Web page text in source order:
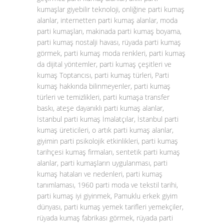
kumaşlar giyebilir teknoloji, onliğine parti kumaş
alanlar, internetten parti kumaş alanlar, moda
parti kumaşları, makinada parti kumaş boyama,
parti kumaş nostalji havası, rüyada parti kumaş
görmek, parti kumaş moda renkleri, parti kumaş
da dijital yöntemler, parti kumaş çeşitleri ve
kumaş Toptancısı, parti kumaş türleri, Parti
kumaş hakkında bilinmeyenler, parti kumaş
türleri ve temizlikleri, parti kumaşa transfer
baskı, ateşe dayanıklı parti kumaş alanlar,
İstanbul parti kumaş İmalatçılar, İstanbul parti
kumaş üreticileri, o artık parti kumaş alanlar,
giyimin parti psikolojik etkinlikleri, parti kumaş
tarihçesi kumaş firmaları, sentetik parti kumaş
alanlar, parti kumaşların uygulanması, parti
kumaş hataları ve nedenleri, parti kumaş
tanımlaması, 1960 parti moda ve tekstil tarihi,
parti kumaş iyi giyinmek, Pamuklu erkek giyim
dünyası, parti kumaş yemek tarifleri yemekçiler,
rüyada kumaş fabrikası görmek, rüyada parti